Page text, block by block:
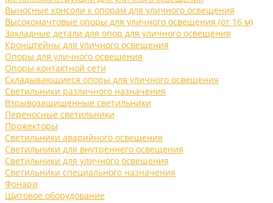
Выносные консоли к опорам для уличного освещения
Высокомачтовые опоры для уличного освещения (от 16 м)
Закладные детали для опор для уличного освещения
Кронштейны для уличного освещения
Опоры для уличного освещения
Опоры контактной сети
Складывающиеся опоры для уличного освещения
Светильники различного назначения
Взрывозащищенные светильники
Переносные светильники
Прожекторы
Светильники аварийного освещения
Светильники для внутреннего освещения
Светильники для уличного освещения
Светильники специального назначения
Фонари
Щитовое оборудование